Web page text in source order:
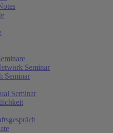
Seminar
Seminar
Seminar